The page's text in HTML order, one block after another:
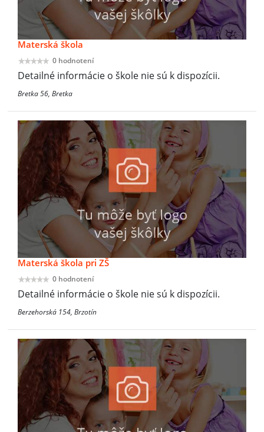
Materská škola
0 hodnotení
Detailné informácie o škole nie sú k dispozícii.
Bretka 56, Bretka
Materská škola pri ZŠ
0 hodnotení
Detailné informácie o škole nie sú k dispozícii.
Berzehorská 154, Brzotín